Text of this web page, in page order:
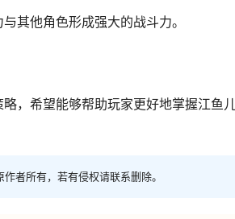
其他角色形成强大的战斗力。
，希望能够帮助玩家更好地掌握江鱼
者所有，若有侵权请联系删除。